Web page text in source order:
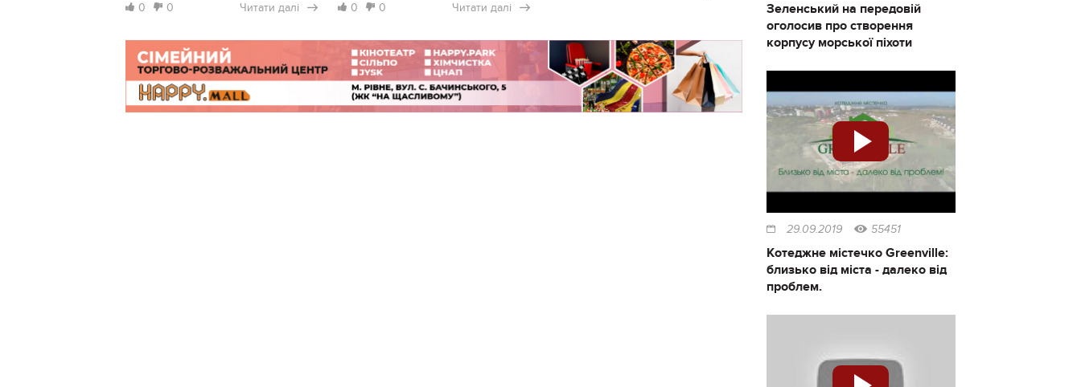
0 0 Читати далі 0 0 Читати далі
Зеленський на передовій
оголосив про створення
корпусу морської піхоти
29.09.2019 55451
Котеджне містечко Greenville:
близько від міста - далеко від
проблем.